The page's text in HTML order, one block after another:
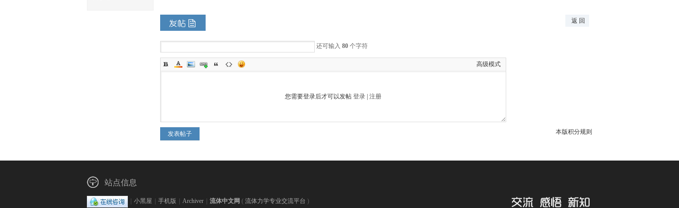
返 回
还可输入 80 个字符
高级模式
您需要登录后才可以发帖 登录 注册
本版积分规则
发表帖子
站点信息
小黑屋 手机版 Archiver 流体中文网 ( 流体力学专业交流平台 )